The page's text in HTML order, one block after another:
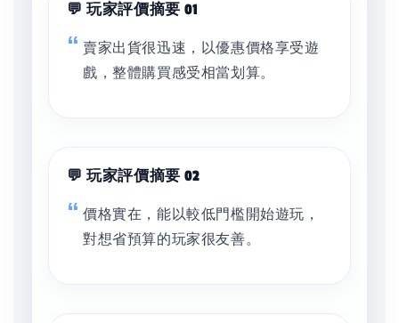
💬 玩家評價摘要 01
賣家出貨很迅速，以優惠價格享受遊
戲，整體購買感受相當划算。
💬 玩家評價摘要 02
價格實在，能以較低門檻開始遊玩，
對想省預算的玩家很友善。